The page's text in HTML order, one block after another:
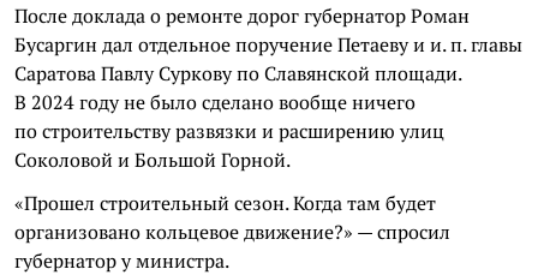
После доклада о ремонте дорог губернатор Роман
Бусаргин дал отдельное поручение Петаеву и и. п. главы
Саратова Павлу Суркову по Славянской площади.
В 2024 году не было сделано вообще ничего
по строительству развязки и расширению улиц
Соколовой и Большой Горной.
«Прошел строительный сезон. Когда там будет
организовано кольцевое движение?» — спросил
губернатор у министра.